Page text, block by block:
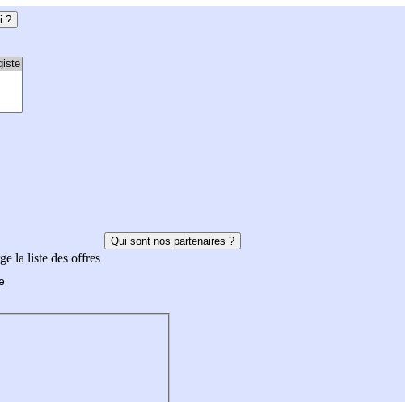
?
la liste des offres
Qui sont nos partenaires ?